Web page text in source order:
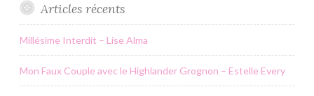
Articles récents
Millésime Interdit – Lise Alma
Mon Faux Couple avec le Highlander Grognon – Estelle Every